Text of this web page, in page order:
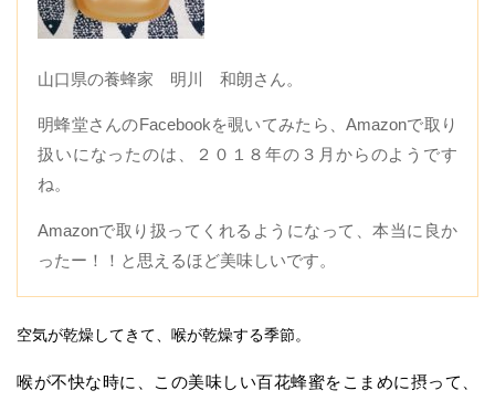
山口県の養蜂家 明川 和朗さん。
明蜂堂さんのFacebookを覗いてみたら、Amazonで取り
扱いになったのは、２０１８年の３月からのようです
ね。
Amazonで取り扱ってくれるようになって、本当に良か
ったー！！と思えるほど美味しいです。
空気が乾燥してきて、喉が乾燥する季節。
喉が不快な時に、この美味しい百花蜂蜜をこまめに摂って、